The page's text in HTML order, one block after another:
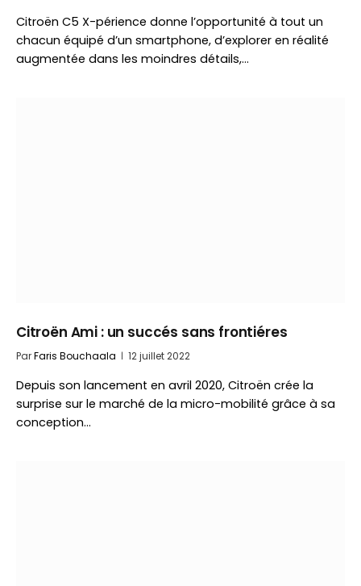
Citroën C5 X-périence donne l’opportunité à tout un
chacun équipé d’un smartphone, d’explorer en réalité
augmentée dans les moindres détails,…
Citroën Ami : un succés sans frontiéres
ParFaris Bouchaala 12 juillet 2022
Depuis son lancement en avril 2020, Citroën crée la
surprise sur le marché de la micro-mobilité grâce à sa
conception…